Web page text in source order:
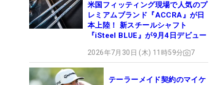
米国フィッティング現場で人気のプ
レミアムブランド『ACCRA』が日
本上陸！ 新スチールシャフト
『iSteel BLUE』が9月4日デビュー
2026年7月30日 (木) 11時59分 7
テーラーメイド契約のマイケ